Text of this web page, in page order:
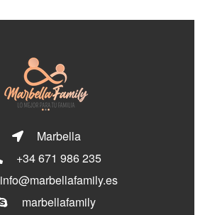
Marbella
+34 671 986 235
info@marbellafamily.es
marbellafamily